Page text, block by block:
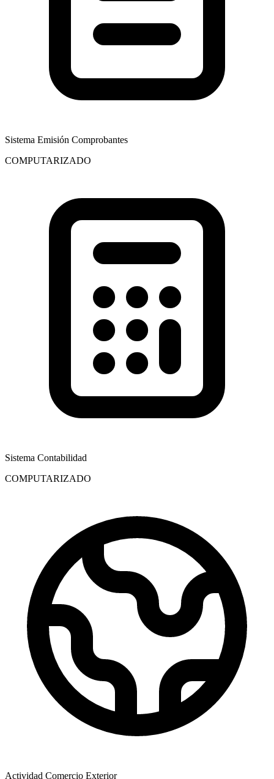
Sistema Emisión Comprobantes
COMPUTARIZADO
Sistema Contabilidad
COMPUTARIZADO
Actividad Comercio Exterior